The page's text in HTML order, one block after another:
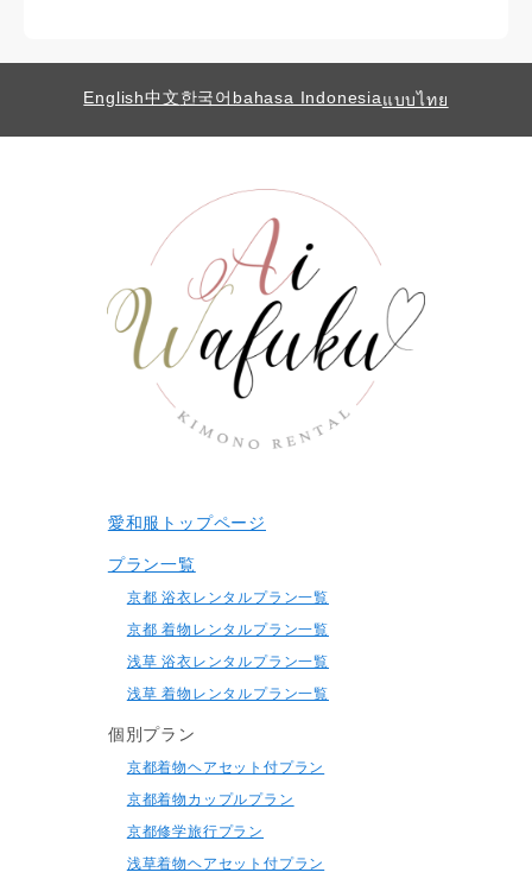
English中文한국어 bahasa Indonesiaแบบไทย
愛和服トップページ
プラン一覧
京都 浴衣レンタルプラン一覧
京都 着物レンタルプラン一覧
浅草 浴衣レンタルプラン一覧
浅草 着物レンタルプラン一覧
個別プラン
京都着物ヘアセット付プラン
京都着物カップルプラン
京都修学旅行プラン
浅草着物ヘアセット付プラン